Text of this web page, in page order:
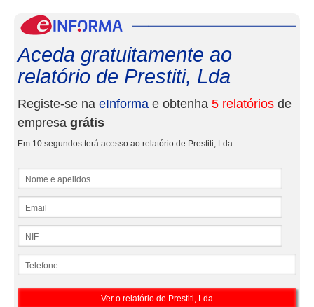
Aceda gratuitamente ao
relatório de Prestiti, Lda
Registe-se na eInforma e obtenha 5 relatórios de
empresa grátis
Em 10 segundos terá acesso ao relatório de Prestiti, Lda